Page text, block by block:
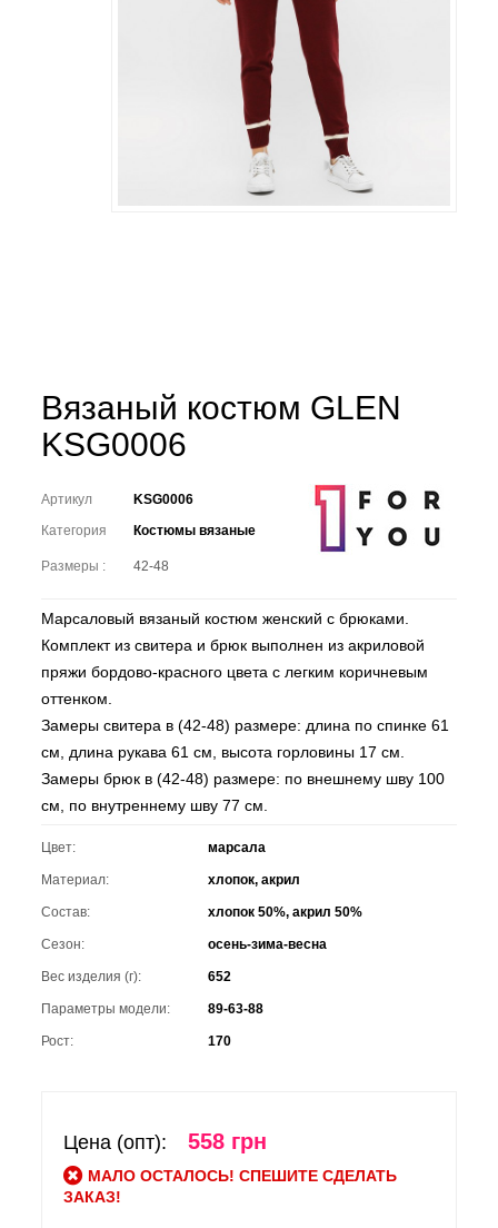
Вязаный костюм GLEN
KSG0006
Артикул
KSG0006
Категория
Костюмы вязаные
Размеры : 42-48
Марсаловый вязаный костюм женский с брюками.
Комплект из свитера и брюк выполнен из акриловой
пряжи бордово-красного цвета с легким коричневым
оттенком.
Замеры свитера в (42-48) размере: длина по спинке 61
см, длина рукава 61 см, высота горловины 17 см.
Замеры брюк в (42-48) размере: по внешнему шву 100
см, по внутреннему шву 77 см.
Цвет: марсала
Материал: хлопок, акрил
Состав: хлопок 50%, акрил 50%
Сезон: осень-зима-весна
Вес изделия (г): 652
Параметры модели: 89-63-88
Рост: 170
Цена (опт): 558 грн
МАЛО ОСТАЛОСЬ! СПЕШИТЕ СДЕЛАТЬ
ЗАКАЗ!